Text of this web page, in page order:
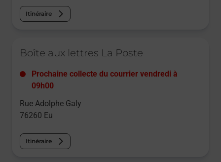
Itinéraire
Boîte aux lettres La Poste
Prochaine collecte du courrier vendredi à
09h00
Rue Adolphe Galy
76260 Eu
Itinéraire